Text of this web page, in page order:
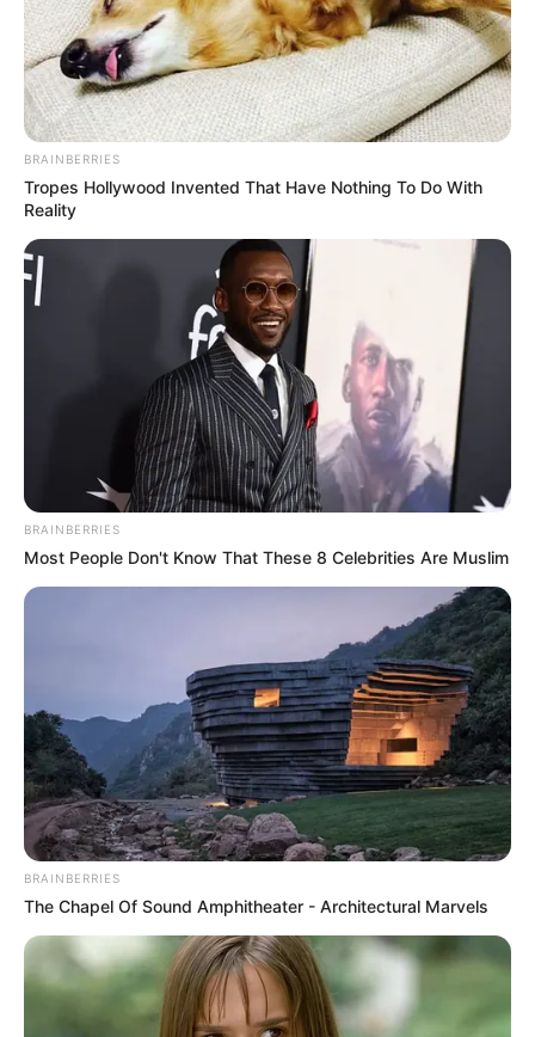
BRAINBERRIES
Tropes Hollywood Invented That Have Nothing To Do With
Reality
BRAINBERRIES
Most People Don't Know That These 8 Celebrities Are Muslim
BRAINBERRIES
The Chapel Of Sound Amphitheater - Architectural Marvels